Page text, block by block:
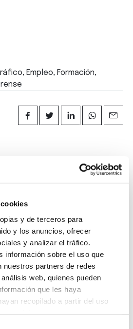
y de terceros para
y los anuncios, ofrecer
y analizar el tráfico.
información sobre el uso que
nuestros partners de redes
web, quienes pueden
que les haya
recopilado a partir del uso
Empleo, Formación,
a